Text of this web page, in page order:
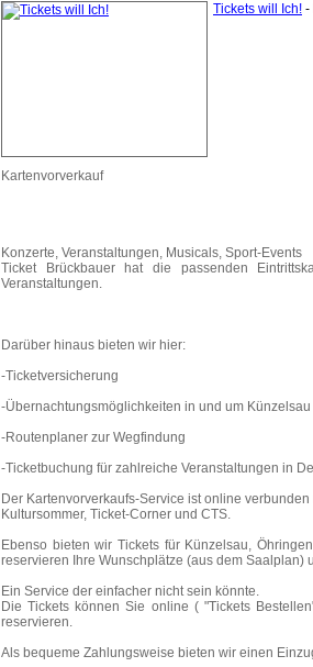
Tickets will Ich! -
Kartenvorverkauf
Konzerte, Veranstaltungen, Musicals, Sport-Events
Ticket Brückbauer hat die passenden
Veranstaltungen.
Darüber hinaus bieten wir hier:
-Ticketversicherung
-Übernachtungsmöglichkeiten in und um Künzelsau
-Routenplaner zur Wegfindung
-Ticketbuchung für zahlreiche Veranstaltungen in
Der Kartenvorverkaufs-Service ist online
Kultursommer, Ticket-Corner und CTS.
Ebenso bieten wir Tickets für Künzelsau,
reservieren Ihre Wunschplätze (aus dem Saalplan)
Ein Service der einfacher nicht sein könnte.
Die Tickets können Sie online ( "Tickets
reservieren.
Als bequeme Zahlungsweise bieten wir einen